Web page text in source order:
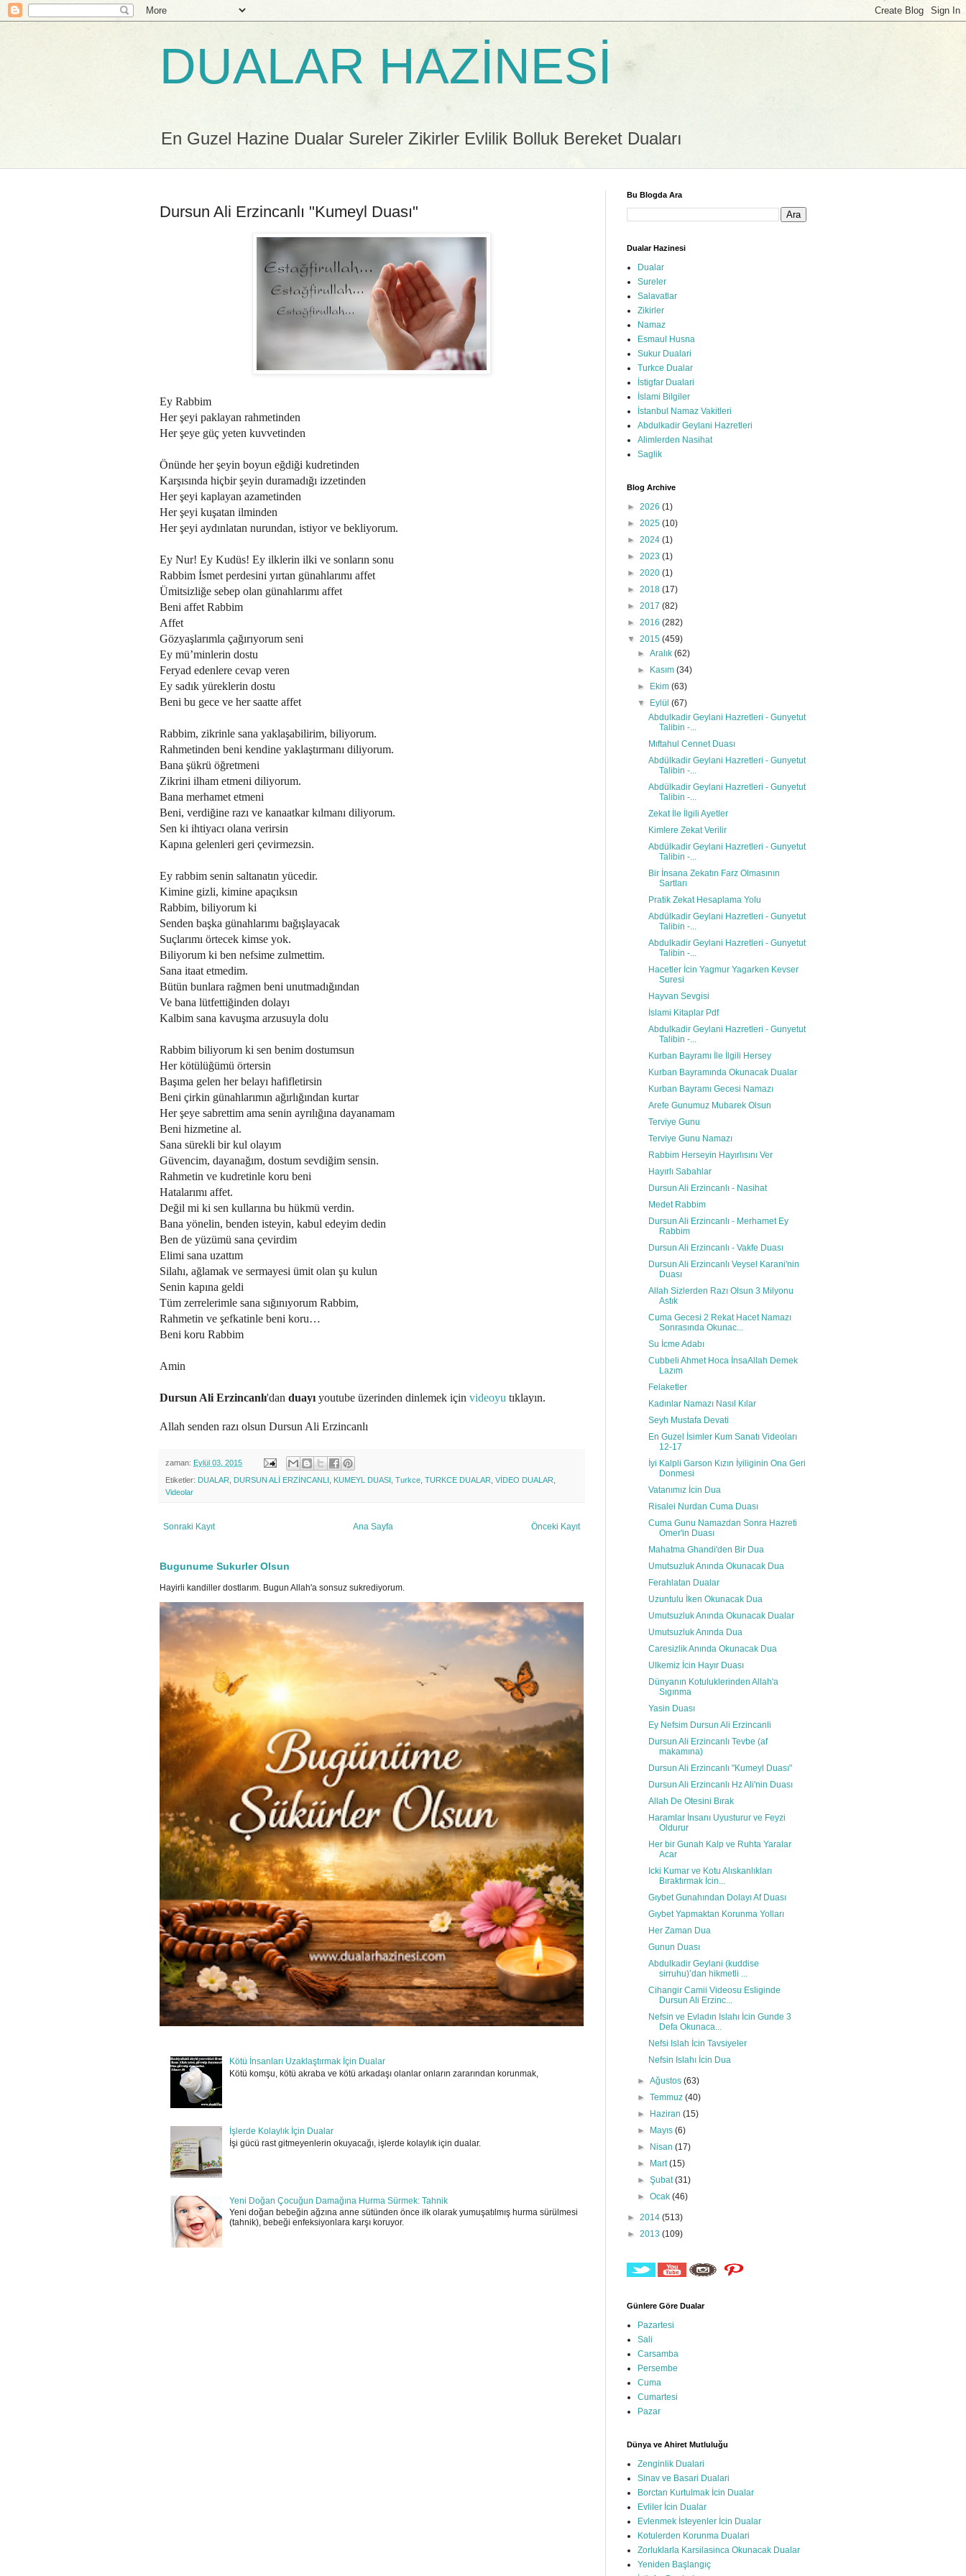
DUALAR HAZİNESİ
En Guzel Hazine Dualar Sureler Zikirler Evlilik Bolluk Bereket Duaları
Dursun Ali Erzincanlı "Kumeyl Duası"
Ey Rabbim
Her şeyi paklayan rahmetinden
Her şeye güç yeten kuvvetinden
Önünde her şeyin boyun eğdiği kudretinden
Karşısında hiçbir şeyin duramadığı izzetinden
Her şeyi kaplayan azametinden
Her şeyi kuşatan ilminden
Her şeyi aydınlatan nurundan, istiyor ve bekliyorum.
Ey Nur! Ey Kudüs! Ey ilklerin ilki ve sonların sonu
Rabbim İsmet perdesini yırtan günahlarımı affet
Ümitsizliğe sebep olan günahlarımı affet
Beni affet Rabbim
Affet
Gözyaşlarımla çağırıyorum seni
Ey mü’minlerin dostu
Feryad edenlere cevap veren
Ey sadık yüreklerin dostu
Beni bu gece ve her saatte affet
Rabbim, zikrinle sana yaklaşabilirim, biliyorum.
Rahmetinden beni kendine yaklaştırmanı diliyorum.
Bana şükrü öğretmeni
Zikrini ilham etmeni diliyorum.
Bana merhamet etmeni
Beni, verdiğine razı ve kanaatkar kılmanı diliyorum.
Sen ki ihtiyacı olana verirsin
Kapına gelenleri geri çevirmezsin.
Ey rabbim senin saltanatın yücedir.
Kimine gizli, kimine apaçıksın
Rabbim, biliyorum ki
Senden başka günahlarımı bağışlayacak
Suçlarımı örtecek kimse yok.
Biliyorum ki ben nefsime zulmettim.
Sana itaat etmedim.
Bütün bunlara rağmen beni unutmadığından
Ve bana lütfettiğinden dolayı
Kalbim sana kavuşma arzusuyla dolu
Rabbim biliyorum ki sen benim dostumsun
Her kötülüğümü örtersin
Başıma gelen her belayı hafifletirsin
Beni çirkin günahlarımın ağırlığından kurtar
Her şeye sabrettim ama senin ayrılığına dayanamam
Beni hizmetine al.
Sana sürekli bir kul olayım
Güvencim, dayanağım, dostum sevdiğim sensin.
Rahmetin ve kudretinle koru beni
Hatalarımı affet.
Değil mi ki sen kullarına bu hükmü verdin.
Bana yönelin, benden isteyin, kabul edeyim dedin
Ben de yüzümü sana çevirdim
Elimi sana uzattım
Silahı, ağlamak ve sermayesi ümit olan şu kulun
Senin kapına geldi
Tüm zerrelerimle sana sığınıyorum Rabbim,
Rahmetin ve şefkatinle beni koru…
Beni koru Rabbim
Amin
Dursun Ali Erzincanlı'dan duayı youtube üzerinden dinlemek için videoyu tıklayın.
Allah senden razı olsun Dursun Ali Erzincanlı
zaman: Eylül 03, 2015
Etiketler: DUALAR DURSUN ALİ ERZİNCANLI KUMEYL DUASI Turkce TURKCE DUALAR VİDEO DUALAR
Videolar
Sonraki Kayıt Önceki Kayıt
Ana Sayfa
Bugunume Sukurler Olsun
Hayirli kandiller dostlarım. Bugun Allah'a sonsuz sukrediyorum.
Kötü İnsanları Uzaklaştırmak İçin Dualar
Kötü komşu, kötü akraba ve kötü arkadaşı olanlar onların zararından korunmak,
İşlerde Kolaylık İçin Dualar
İşi gücü rast gitmeyenlerin okuyacağı, işlerde kolaylık için dualar.
Yeni Doğan Çocuğun Damağına Hurma Sürmek: Tahnik
Yeni doğan bebeğin ağzına anne sütünden önce ilk olarak yumuşatılmış hurma sürülmesi
(tahnik), bebeği enfeksiyonlara karşı koruyor.
Bu Blogda Ara
Dualar Hazinesi
Dualar
Sureler
Salavatlar
Zikirler
Namaz
Esmaul Husna
Sukur Dualari
Turkce Dualar
İstigfar Dualari
İslami Bilgiler
İstanbul Namaz Vakitleri
Abdulkadir Geylani Hazretleri
Alimlerden Nasihat
Saglik
Blog Archive
► 2026 (1)
► 2025 (10)
► 2024 (1)
► 2023 (1)
► 2020 (1)
► 2018 (17)
► 2017 (82)
► 2016 (282)
▼ 2015 (459)
►Aralık(62)
►
Kasım(34)
►
Ekim(63)
▼
Eylül(67)
Abdulkadir Geylani Hazretleri - Gunyetut
Talibin -...
Mıftahul Cennet Duası
Abdülkadir Geylani Hazretleri - Gunyetut
Talibin -...
Abdülkadir Geylani Hazretleri - Gunyetut
Talibin -...
Zekat İle İlgili Ayetler
Kimlere Zekat Verilir
Abdülkadir Geylani Hazretleri - Gunyetut
Talibin -...
Bir İnsana Zekatın Farz Olmasının
Sartları
Pratik Zekat Hesaplama Yolu
Abdülkadir Geylani Hazretleri - Gunyetut
Talibin -...
Abdulkadir Geylani Hazretleri - Gunyetut
Talibin -...
Hacetler İcin Yagmur Yagarken Kevser
Suresi
Hayvan Sevgisi
İslami Kitaplar Pdf
Abdulkadir Geylani Hazretleri - Gunyetut
Talibin -...
Kurban Bayramı İle İlgili Hersey
Kurban Bayramında Okunacak Dualar
Kurban Bayramı Gecesi Namazı
Arefe Gunumuz Mubarek Olsun
Terviye Gunu
Terviye Gunu Namazı
Rabbim Herseyin Hayırlısını Ver
Hayırlı Sabahlar
Dursun Ali Erzincanlı - Nasihat
Medet Rabbim
Dursun Ali Erzincanlı - Merhamet Ey
Rabbim
Dursun Ali Erzincanlı - Vakfe Duası
Dursun Ali Erzincanlı Veysel Karani'nin
Duası
Allah Sizlerden Razı Olsun 3 Milyonu
Astık
Cuma Gecesi 2 Rekat Hacet Namazı
Sonrasında Okunac...
Su İcme Adabı
Cubbeli Ahmet Hoca İnsaAllah Demek
Lazım
Felaketler
Kadınlar Namazı Nasıl Kılar
Seyh Mustafa Devati
En Guzel İsimler Kum Sanatı Videoları
12-17
İyi Kalpli Garson Kızın İyiliginin Ona Geri
Donmesi
Vatanımız İcin Dua
Risalei Nurdan Cuma Duası
Cuma Gunu Namazdan Sonra Hazreti
Omer'in Duası
Mahatma Ghandi'den Bir Dua
Umutsuzluk Anında Okunacak Dua
Ferahlatan Dualar
Uzuntulu İken Okunacak Dua
Umutsuzluk Anında Okunacak Dualar
Umutsuzluk Anında Dua
Caresizlik Anında Okunacak Dua
Ulkemiz İcin Hayır Duası
Dünyanın Kotuluklerinden Allah'a
Sıgınma
Yasin Duası
Ey Nefsim Dursun Ali Erzincanli
Dursun Ali Erzincanlı Tevbe (af
makamına)
Dursun Ali Erzincanlı "Kumeyl Duası"
Dursun Ali Erzincanlı Hz Ali'nin Duası
Allah De Otesini Bırak
Haramlar İnsanı Uyusturur ve Feyzi
Oldurur
Her bir Gunah Kalp ve Ruhta Yaralar
Acar
Icki Kumar ve Kotu Alıskanlıkları
Bıraktırmak İcin...
Gıybet Gunahından Dolayı Af Duası
Gıybet Yapmaktan Korunma Yolları
Her Zaman Dua
Gunun Duası
Abdulkadir Geylani (kuddise
sirruhu)’dan hikmetli ...
Cihangir Camii Videosu Esliginde
Dursun Ali Erzinc...
Nefsin ve Evladın Islahı İcin Gunde 3
Defa Okunaca...
Nefsi Islah İcin Tavsiyeler
Nefsin Islahı İcin Dua
►Ağustos(63)
►Temmuz(40)
►
Haziran(15)
►
Mayıs(6)
►
Nisan(17)
►
Mart(15)
►Şubat(31)
►Ocak(46)
► 2014 (513)
► 2013 (109)
Günlere Göre Dualar
Pazartesi
Sali
Carsamba
Persembe
Cuma
Cumartesi
Pazar
Dünya ve Ahiret Mutluluğu
Zenginlik Dualari
Sinav ve Basari Dualari
Borctan Kurtulmak İcin Dualar
Evliler İcin Dualar
Evlenmek İsteyenler İcin Dualar
Kotulerden Korunma Dualari
Zorluklarla Karsilasinca Okunacak Dualar
Yeniden Başlangıç